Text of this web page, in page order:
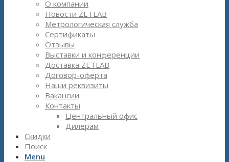
О компании
Новости ZETLAB
Метрологическая служба
Сертификаты
Отзывы
Выставки и конференции
Доставка ZETLAB
Договор-оферта
Наши реквизиты
Вакансии
Контакты
Центральный офис
Дилерам
Скидки
Поиск
Menu